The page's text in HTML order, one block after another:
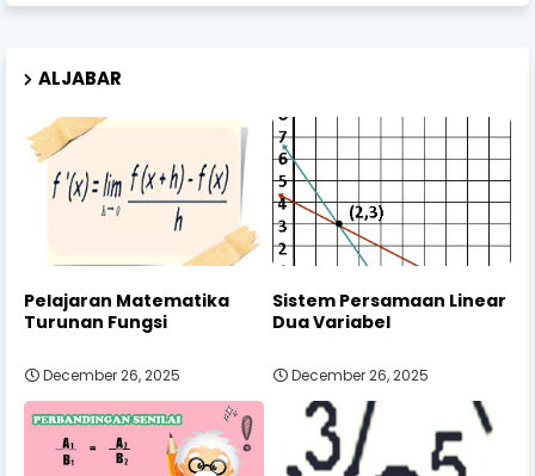
ALJABAR
Pelajaran Matematika
Turunan Fungsi
December 26, 2025
Sistem Persamaan Linear
Dua Variabel
December 26, 2025